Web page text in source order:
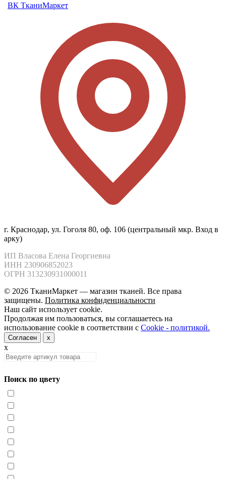
ВК ТканиМаркет
г. Краснодар, ул. Гоголя 80, оф. 106 (центральный мкр. Вход в
арку)
ИП Власова Елена Георгиевна
ИНН 230906852023
ОГРН 313230931000011
© 2026 ТканиМаркет — магазин тканей. Все права
защищены. Политика конфиденциальности
Наш сайт использует cookie.
Продолжая им пользоваться, вы соглашаетесь на
использование cookie в соответствии с Cookie - политикой.
Согласен x
x
Поиск по цвету